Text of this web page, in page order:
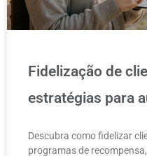
Fidelização de
estratégias para
Descubra como fidelizar
programas de